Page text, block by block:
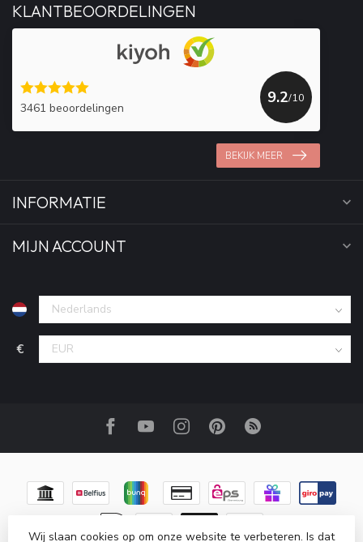
KLANTBEOORDELINGEN
3461 beoordelingen
9.2/10
BEKIJK MEER
INFORMATIE
MIJN ACCOUNT
€
Wij slaan cookies op om onze website te verbeteren. Is dat